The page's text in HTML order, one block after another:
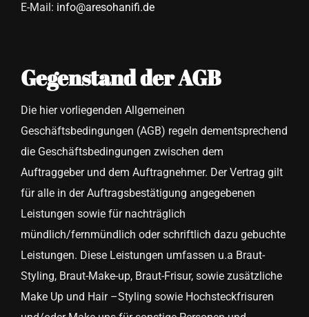
E-Mail: info@aresohanifi.de
Gegenstand der AGB
Die hier vorliegenden Allgemeinen
Geschäftsbedingungen (AGB) regeln dementsprechend
die Geschäftsbedingungen zwischen dem
Auftraggeber und dem Auftragnehmer. Der Vertrag gilt
für alle in der Auftragsbestätigung angegebenen
Leistungen sowie für nachträglich
mündlich/fernmündlich oder schriftlich dazu gebuchte
Leistungen. Diese Leistungen umfassen u.a Braut-
Styling, Braut-Make-up, Braut-Frisur, sowie zusätzliche
Make Up und Hair –Styling sowie Hochsteckfrisuren